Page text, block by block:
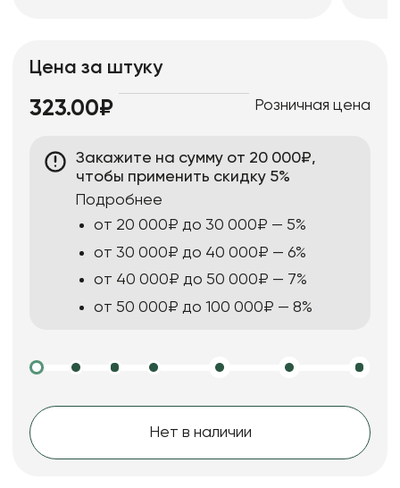
Цена за штуку
323.00₽ Розничная цена
Закажите на сумму от 20 000₽,
чтобы применить скидку 5%
Подробнее
от 20 000₽ до 30 000₽ — 5%
от 30 000₽ до 40 000₽ — 6%
от 40 000₽ до 50 000₽ — 7%
от 50 000₽ до 100 000₽ — 8%
Нет в наличии